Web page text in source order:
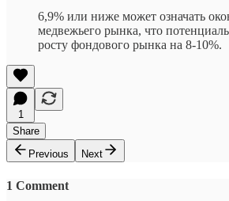
6,9% или ниже может означать
медвежьего рынка, что
росту фондового рынка на 8-10%.
1
Share
Previous
Next
1 Comment